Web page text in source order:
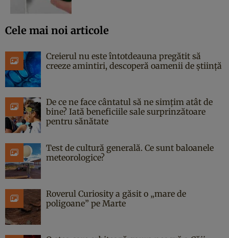
Cele mai noi articole
Creierul nu este întotdeauna pregătit să
creeze amintiri, descoperă oamenii de știință
De ce ne face cântatul să ne simțim atât de
bine? Iată beneficiile sale surprinzătoare
pentru sănătate
Test de cultură generală. Ce sunt baloanele
meteorologice?
Roverul Curiosity a găsit o „mare de
poligoane” pe Marte